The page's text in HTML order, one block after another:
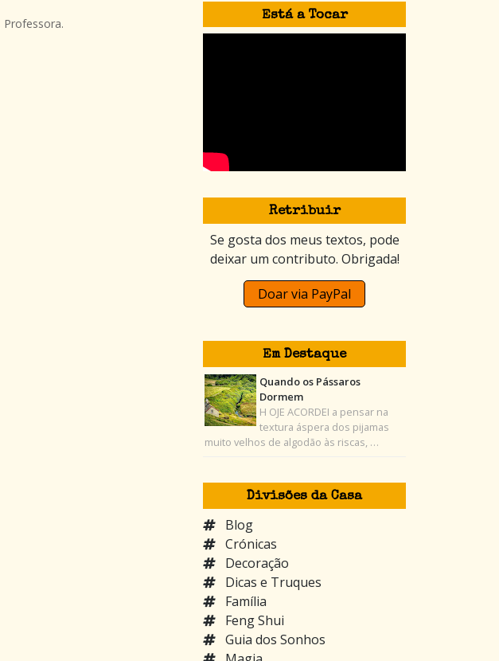
Está a Tocar
Retribuir
Se gosta dos meus textos, pode
deixar um contributo. Obrigada!
Doar via PayPal
Em Destaque
Quando os Pássaros
Dormem
H OJE ACORDEI a pensar na
textura áspera dos pijamas
muito velhos de algodão às riscas, …
Divisões da Casa
Blog
Crónicas
Decoração
Dicas e Truques
Família
Feng Shui
Guia dos Sonhos